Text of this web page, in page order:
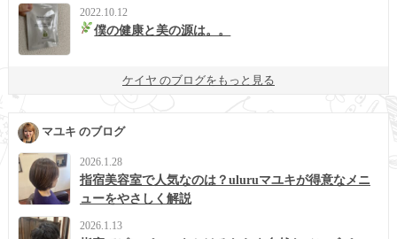
2022.10.12
僕の健康と美の源は。。
ケイヤ のブログをもっと見る
マユキ のブログ
2026.1.28
指宿美容室で人気なのは？uluruマユキが得意なメニ
ューをやさしく解説
2026.1.13